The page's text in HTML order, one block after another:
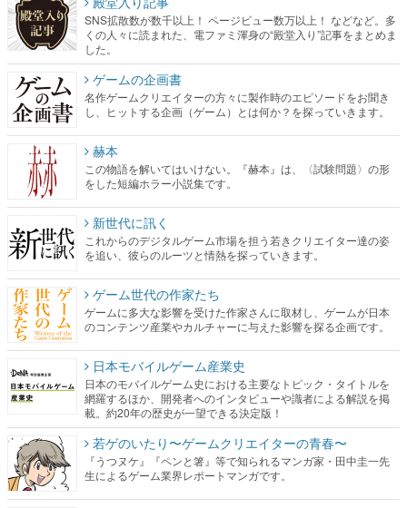
ゲームの企画書
名作ゲームクリエイターの方々に製作時のエピソードをお聞き
し、ヒットする企画（ゲーム）とは何か？を探っていきます。
赫本
この物語を解いてはいけない。『赫本』は、〈試験問題〉の形
をした短編ホラー小説集です。
新世代に訊く
これからのデジタルゲーム市場を担う若きクリエイター達の姿
を追い、彼らのルーツと情熱を探っていきます。
ゲーム世代の作家たち
ゲームに多大な影響を受けた作家さんに取材し、ゲームが日本
のコンテンツ産業やカルチャーに与えた影響を探る企画です。
日本モバイルゲーム産業史
日本のモバイルゲーム史における主要なトピック・タイトルを
網羅するほか、開発者へのインタビューや識者による解説を掲
若ゲのいたり〜ゲームクリエイターの青春〜
『うつヌケ』『ペンと箸』等で知られるマンガ家・田中圭一先
生によるゲーム業界レポートマンガです。
なんでゲームは面白い？
ゲーム開発者・hamatsu氏がゲームの魅力を画面や操作の具体的
な形から解き明かしていく、硬派で骨太な評論連載です。